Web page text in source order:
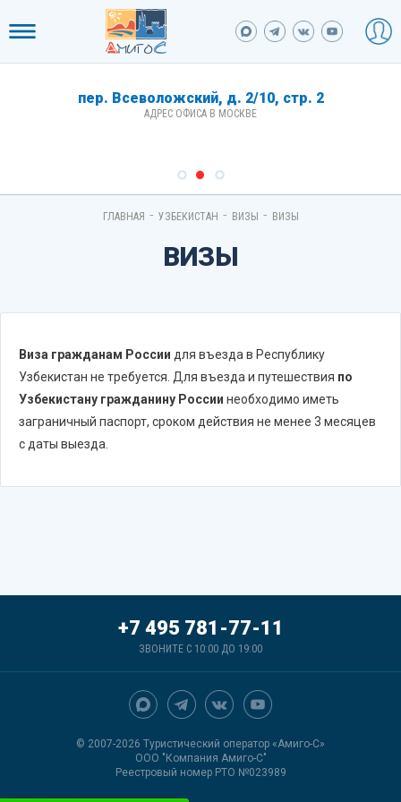
пер. Всеволожский, д. 2/10, стр. 2
АДРЕС ОФИСА В МОСКВЕ
ГЛАВНАЯ - УЗБЕКИСТАН - ВИЗЫ - ВИЗЫ
ВИЗЫ
Виза гражданам России для въезда в Республику
Узбекистан не требуется. Для въезда и путешествия по
Узбекистану гражданину России необходимо иметь
заграничный паспорт, сроком действия не менее 3 месяцев
с даты выезда.
© 2007-2026 Туристический оператор «Амиго-С»
ООО "Компания Амиго-С"
Реестровый номер РТО №023989
+7 495 781-77-11
ЗВОНИТЕ С 10:00 ДО 19:00